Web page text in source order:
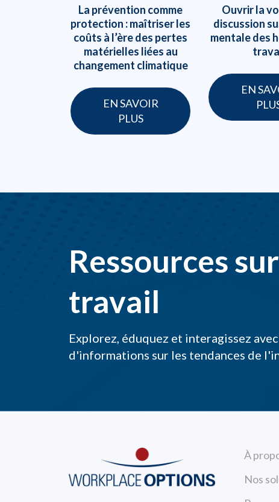
La prévention comme
protection : maîtriser les
coûts à l’ère des pertes
matérielles liées au
changement climatique
EN SAVOIR
PLUS
Ouvrir la
discussion
mentale des
EN
Ressources
travail
Explorez, éduquez et interagissez
d'informations sur les tendances de
À
Nos